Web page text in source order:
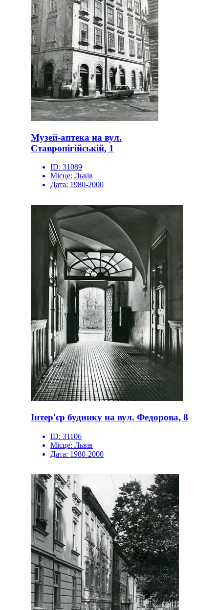
Музей-аптека на вул.
Ставропігійській, 1
ID: 31089
Місце: Львів
Дата: 1980-2000
Інтер'єр будинку на вул. Федорова, 8
ID: 31106
Місце: Львів
Дата: 1980-2000